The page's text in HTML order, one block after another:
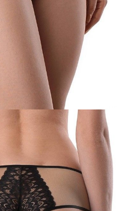
od 50 zł
(Łodz)
- 14:00
koronki o nietypowym wzorze.
siateczka o delikatnym połysku.
zdaje się znikać na ciele,
i płynne linie sylwetki.
i połyskującej siateczki.